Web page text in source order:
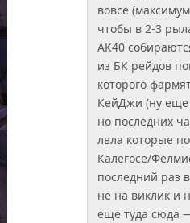
вовсе
чтобы в 2-3
АК40
из БК рейдов
которого
КейДжи (ну
но последних
лвла которые
Калегосе/
последний раз
не на виклик и
еще туда сюда